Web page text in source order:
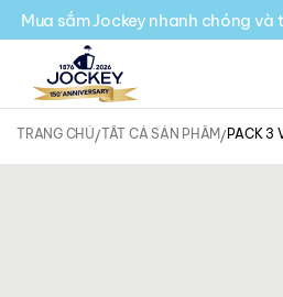
Mua sắm Jockey nhanh chóng
TRANG CHỦ TẤT CẢ SẢN PHẨM PACK 3